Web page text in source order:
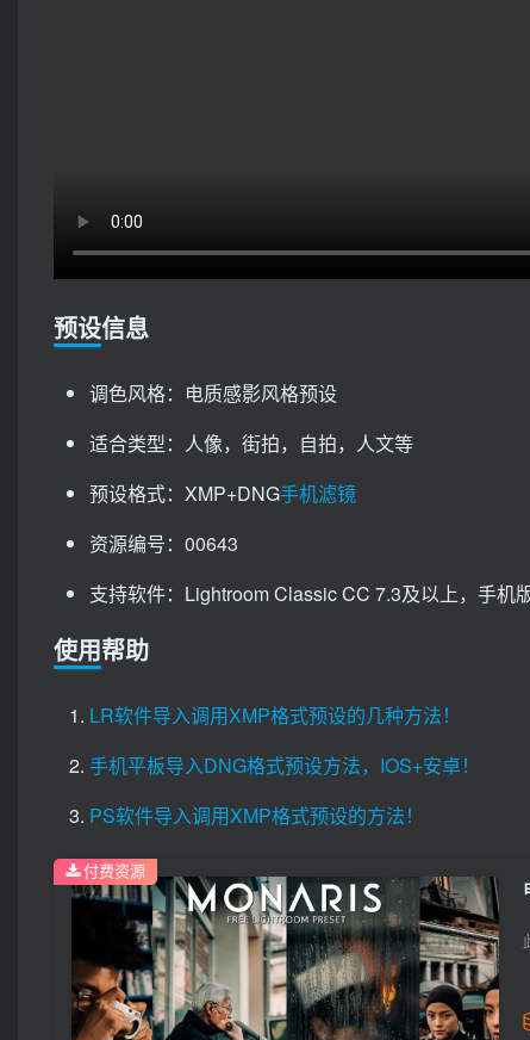
预设信息
调色风格：电质感影风格预设
适合类型：人像，街拍，自拍，人文等
预设格式：XMP+DNG手机滤镜
资源编号：00643
支持软件：Lightroom Classic CC 7.3及以上，手机
使用帮助
LR软件导入调用XMP格式预设的几种方法！
手机平板导入DNG格式预设方法，IOS+安卓！
PS软件导入调用XMP格式预设的方法！
付费资源